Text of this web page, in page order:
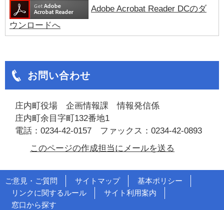
Adobe Acrobat Reader DCのダ
ウンロードへ
お問い合わせ
庄内町役場 企画情報課 情報発信係
庄内町余目字町132番地1
電話：0234-42-0157 ファックス：0234-42-0893
このページの作成担当にメールを送る
ご意見・ご質問 サイトマップ
基本ポリシー
リンクに関するルール
サイト利用案内
窓口から探す